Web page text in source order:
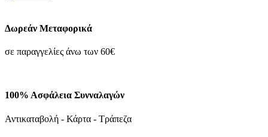
Δωρεάν Μεταφορικά
σε παραγγελίες άνω των 60€
100% Ασφάλεια Συνναλαγών
Αντικαταβολή - Κάρτα - Τράπεζα